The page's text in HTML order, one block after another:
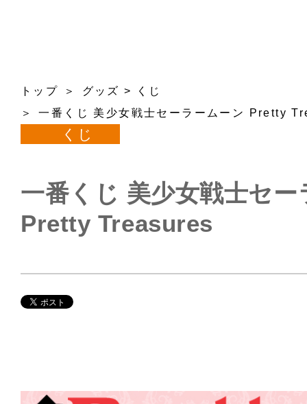
トップ グッズ >
くじ
一番くじ 美少女戦士セーラームーン Pretty
くじ
一番くじ 美少女戦士セー
Pretty Treasures